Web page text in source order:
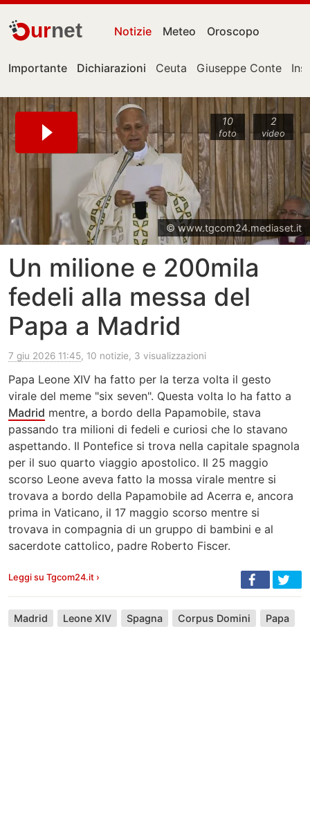
urnet Notizie Meteo Oroscopo
Importante Dichiarazioni Ceuta Giuseppe Conte
10
foto
2
video
© www.tgcom24.mediaset.it
Un milione e 200mila
fedeli alla messa del
Papa a Madrid
7 giu 2026 11:45, 10 notizie, 3 visualizzazioni
Papa Leone XIV ha fatto per la terza volta il gesto
virale del meme "six seven". Questa volta lo ha fatto a
Madrid mentre, a bordo della Papamobile, stava
passando tra milioni di fedeli e curiosi che lo stavano
aspettando. Il Pontefice si trova nella capitale spagnola
per il suo quarto viaggio apostolico. Il 25 maggio
scorso Leone aveva fatto la mossa virale mentre si
trovava a bordo della Papamobile ad Acerra e, ancora
prima in Vaticano, il 17 maggio scorso mentre si
trovava in compagnia di un gruppo di bambini e al
sacerdote cattolico, padre Roberto Fiscer.
Leggi su Tgcom24.it ›
Madrid Leone XIV Spagna Corpus Domini Papa